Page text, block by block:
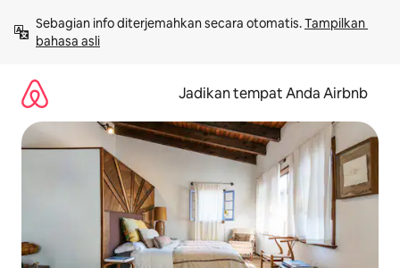
langsung
lihat
Sebagian info diterjemahkan secara otomatis. Tampilkan
bahasa asli
Jadikan tempat Anda Airbnb